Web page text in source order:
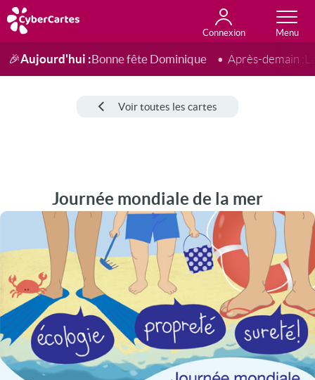
Connexion
Anniversaire
Fête du jour
Amour
Amitié
Merci
Toutes les cartes
🎉Aujourd'hui :Bonne fête Dominique Après-demain :
Voir toutes les cartes
Journée mondiale de la mer